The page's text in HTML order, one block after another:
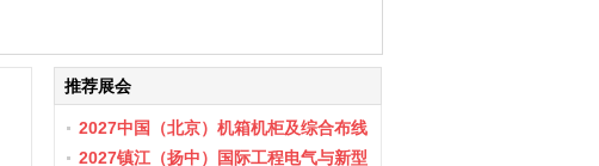
推荐展会
2027中国（北京）机箱机柜及综合布线
数据中心设施展览会
2027镇江（扬中）国际工程电气与新型